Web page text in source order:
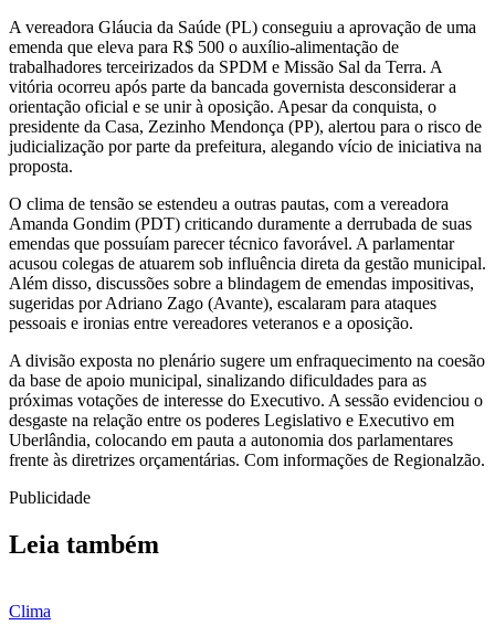
A vereadora Gláucia da Saúde (PL) conseguiu a aprovação de uma
emenda que eleva para R$ 500 o auxílio-alimentação de
trabalhadores terceirizados da SPDM e Missão Sal da Terra. A
vitória ocorreu após parte da bancada governista desconsiderar a
orientação oficial e se unir à oposição. Apesar da conquista, o
presidente da Casa, Zezinho Mendonça (PP), alertou para o risco de
judicialização por parte da prefeitura, alegando vício de iniciativa na
proposta.
O clima de tensão se estendeu a outras pautas, com a vereadora
Amanda Gondim (PDT) criticando duramente a derrubada de suas
emendas que possuíam parecer técnico favorável. A parlamentar
acusou colegas de atuarem sob influência direta da gestão municipal.
Além disso, discussões sobre a blindagem de emendas impositivas,
sugeridas por Adriano Zago (Avante), escalaram para ataques
pessoais e ironias entre vereadores veteranos e a oposição.
A divisão exposta no plenário sugere um enfraquecimento na coesão
da base de apoio municipal, sinalizando dificuldades para as
próximas votações de interesse do Executivo. A sessão evidenciou o
desgaste na relação entre os poderes Legislativo e Executivo em
Uberlândia, colocando em pauta a autonomia dos parlamentares
frente às diretrizes orçamentárias. Com informações de Regionalzão.
Publicidade
Leia também
Clima